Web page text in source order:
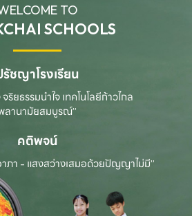
TO
SCHOOLS
รัชญาโรงเรียน
ริยธรรมนำใจ เทคโนโลยีก้าวไกล
ลานามัยสมบูรณ์”
คติพจน์
า - แสงสว่างเสมอด้วยปัญญาไม่มี”